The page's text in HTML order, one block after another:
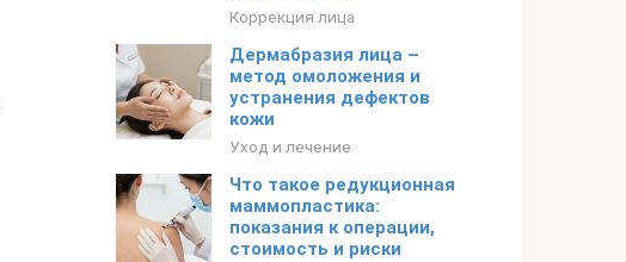
Коррекция лица
Дермабразия лица –
метод омоложения и
устранения дефектов
кожи
Уход и лечение
Что такое редукционная
маммопластика:
показания к операции,
стоимость и риски